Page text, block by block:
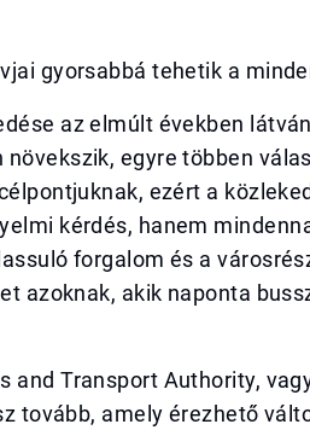
gyorsabbá tehetik a
az elmúlt években
egyre többen
ezért a
kérdés, hanem
forgalom és a
azoknak, akik naponta
and Transport Authority,
tovább, amely érezhető